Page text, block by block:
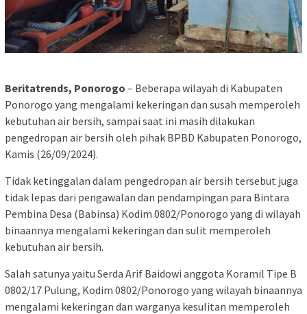
Beritatrends, Ponorogo – Beberapa wilayah di Kabupaten
Ponorogo yang mengalami kekeringan dan susah memperoleh
kebutuhan air bersih, sampai saat ini masih dilakukan
pengedropan air bersih oleh pihak BPBD Kabupaten Ponorogo,
Kamis (26/09/2024).
Tidak ketinggalan dalam pengedropan air bersih tersebut juga
tidak lepas dari pengawalan dan pendampingan para Bintara
Pembina Desa (Babinsa) Kodim 0802/Ponorogo yang di wilayah
binaannya mengalami kekeringan dan sulit memperoleh
kebutuhan air bersih.
Salah satunya yaitu Serda Arif Baidowi anggota Koramil Tipe B
0802/17 Pulung, Kodim 0802/Ponorogo yang wilayah binaannya
mengalami kekeringan dan warganya kesulitan memperoleh